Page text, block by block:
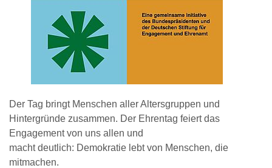
Der Tag bringt Menschen aller Altersgruppen und
Hintergründe zusammen. Der Ehrentag feiert das
Engagement von uns allen und
macht deutlich: Demokratie lebt von Menschen, die
mitmachen.